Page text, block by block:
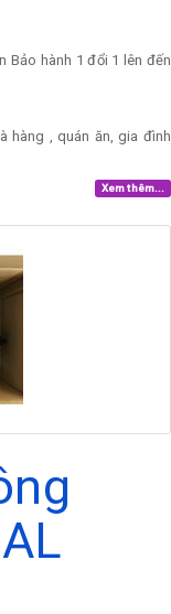
Bảo hành 1 đổi 1 lên đến
hàng , quán ăn, gia đình
Xem thêm...